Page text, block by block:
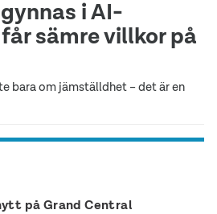
i AI-
sämre villkor på
bara om jämställdhet – det är en
på Grand Central